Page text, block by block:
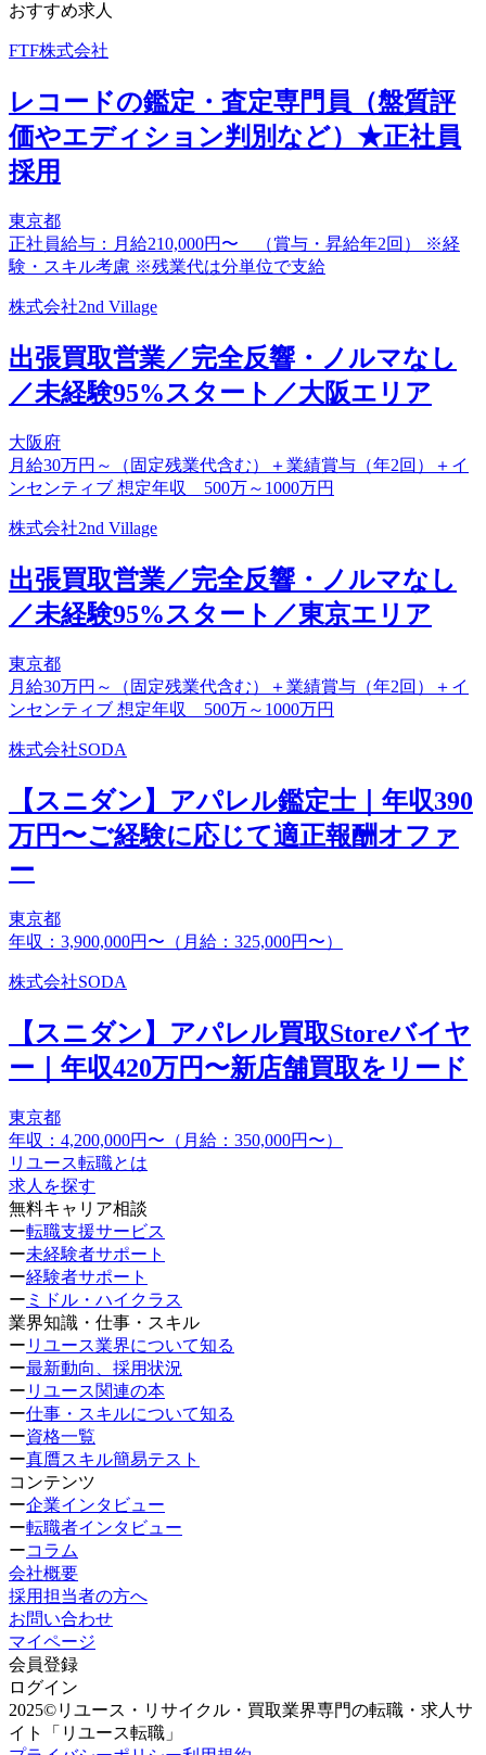
おすすめ求人
FTF株式会社
レコードの鑑定・査定専門員（盤質評
価やエディション判別など）★正社員
採用
東京都
正社員給与：月給210,000円〜 （賞与・昇給年2回） ※経
験・スキル考慮 ※残業代は分単位で支給
株式会社2nd Village
出張買取営業／完全反響・ノルマなし
／未経験95%スタート／大阪エリア
大阪府
月給30万円～（固定残業代含む）＋業績賞与（年2回）＋イ
ンセンティブ 想定年収 500万～1000万円
株式会社2nd Village
出張買取営業／完全反響・ノルマなし
／未経験95%スタート／東京エリア
東京都
月給30万円～（固定残業代含む）＋業績賞与（年2回）＋イ
ンセンティブ 想定年収 500万～1000万円
株式会社SODA
【スニダン】アパレル鑑定士｜年収390
万円〜ご経験に応じて適正報酬オファ
ー
東京都
年収：3,900,000円〜（月給：325,000円〜）
株式会社SODA
【スニダン】アパレル買取Storeバイヤ
ー｜年収420万円〜新店舗買取をリード
東京都
年収：4,200,000円〜（月給：350,000円〜）
リユース転職とは
求人を探す
無料キャリア相談
ー転職支援サービス
ー未経験者サポート
ー経験者サポート
ー ミドル・ハイクラス
業界知識・仕事・スキル
ー リユース業界について知る
ー最新動向、採用状況
ー リユース関連の本
ー仕事・スキルについて知る
ー資格一覧
ー真贋スキル簡易テスト
コンテンツ
ー企業インタビュー
ー転職者インタビュー
ーコラム
会社概要
採用担当者の方へ
お問い合わせ
マイページ
会員登録
ログイン
2025©リユース・リサイクル・買取業界専門の転職・求人サ
イト「リユース転職」